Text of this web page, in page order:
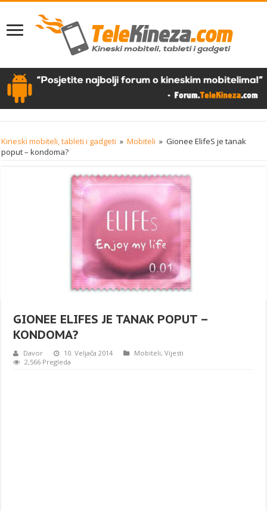
Kineski mobiteli, tableti i gadgeti » Mobiteli » Gionee ElifeS je tanak
poput – kondoma?
GIONEE ELIFES JE TANAK POPUT –
KONDOMA?
Davor 10. Veljača 2014 Mobiteli,Vijesti
2,566 Pregleda